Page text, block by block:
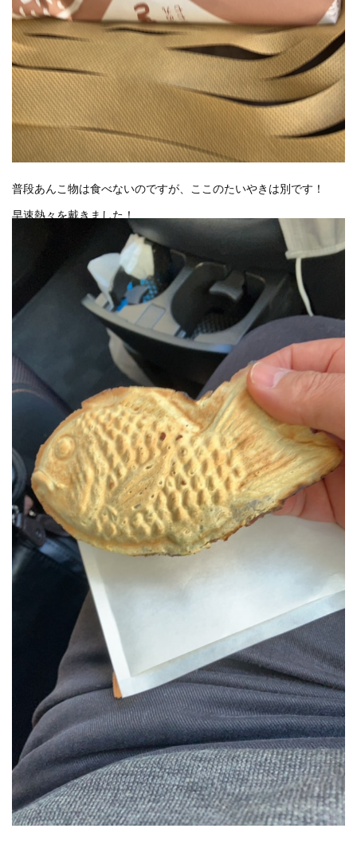
普段あんこ物は食べないのですが、ここのたいやきは別です！
早速熱々を戴きました！